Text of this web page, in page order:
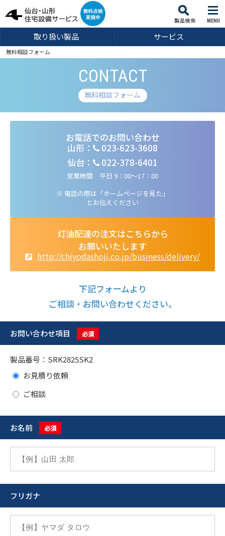
MENU
取り扱い製品 サービス
無料相談フォーム
CONTACT
無料相談フォーム
お電話でのお問い合わせ
山形：
023-623-3608
仙台：
022-378-6401
営業時間 平日 9：00～17：00
※ 電話の際は「ホームページを見た」
とお伝えください
灯油配達の注文はこちらから
お願いいたします
http://chiyodashoji.co.jp/business/delivery/
下記フォームより
ご相談・お問い合わせください。
お問い合わせ項目 必須
製品番号：SRK2825SK2
お見積り依頼
ご相談
お名前 必須
フリガナ